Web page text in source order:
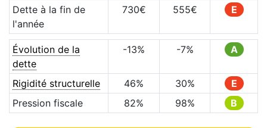
Dette à la fin de
l'année
730€ 555€ E
Évolution de la
dette
-13% -7% A
Rigidité structurelle 46% 30%
E
Pression fiscale
82% 98% B